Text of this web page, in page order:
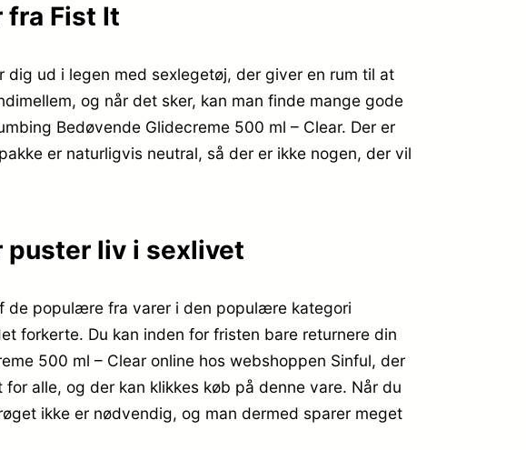
fra Fist It
ud i legen med sexlegetøj, der giver en rum til at
og når det sker, kan man finde mange gode
Bedøvende Glidecreme 500 ml – Clear. Der er
er naturligvis neutral, så der er ikke nogen, der vil
puster liv i sexlivet
de populære fra varer i den populære kategori
forkerte. Du kan inden for fristen bare returnere din
500 ml – Clear online hos webshoppen Sinful, der
alle, og der kan klikkes køb på denne vare. Når du
ikke er nødvendig, og man dermed sparer meget